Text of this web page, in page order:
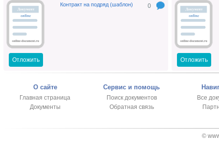
0
Контракт на подряд (шаблон)
Отложить Отложить
О сайте
Главная страница
Документы
Сервис и помощь
Поиск документов
Обратная связь
Все
©